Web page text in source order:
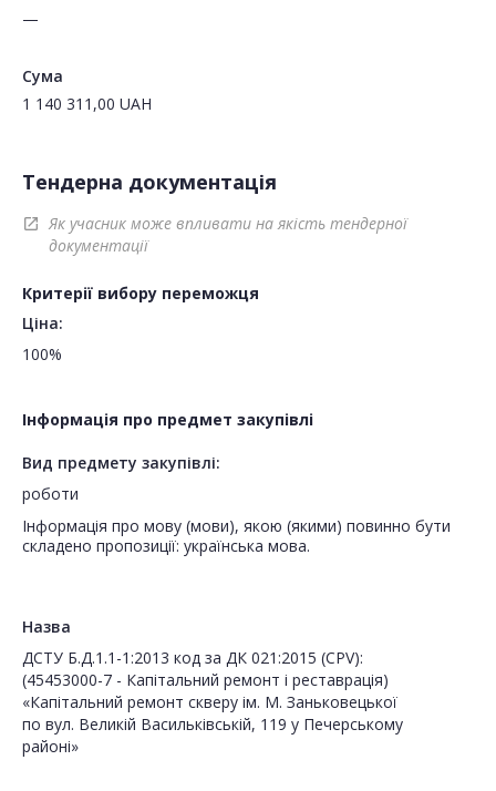
—
Сума
1 140 311,00 UAH
Тендерна документація
open_in_new
Як учасник може впливати на якість тендерної
документації
Критерії вибору переможця
Ціна:
100%
Інформація про предмет закупівлі
Вид предмету закупівлі:
роботи
Інформація про мову (мови), якою (якими) повинно бути
складено пропозиції: українська мова.
Назва
ДСТУ Б.Д.1.1-1:2013 код за ДК 021:2015 (CPV):
(45453000-7 - Капітальний ремонт і реставрація)
«Капітальний ремонт скверу ім. М. Заньковецької
по вул. Великій Васильківській, 119 у Печерському
районі»